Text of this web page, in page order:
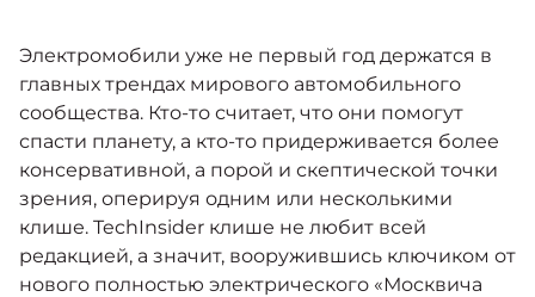
от 2 237 000 ₽*
Москвич 3 с ручным
управлением (РУ)
Кроссовер, создающий равные
от 2 069 000 ₽*
Кредитные программы
Спецпредложения
Калькулятор трейд-ин
Моторное масло
СЕРВИСНЫЕ АКЦИИ
АКСЕССУАРЫ
СОТРУДНИКИ
КОНТАКТЫ
Электромобили уже не первый год держатся в
главных трендах мирового автомобильного
сообщества. Кто-то считает, что они помогут
спасти планету, а кто-то придерживается более
консервативной, а порой и скептической точки
зрения, оперируя одним или несколькими
клише. TechInsider клише не любит всей
редакцией, а значит, вооружившись ключиком от
нового полностью электрического «Москвича